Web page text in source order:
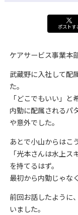
ポストす
ケアサービス事業
武蔵野に入社して配
た。
「どこでもいい」
内勤に配属されるパ
や意外でした。
あとで小山からはこ
「光本さんは水上
を持てるはず。
最初から内勤じゃな
前回お話したように
いました。